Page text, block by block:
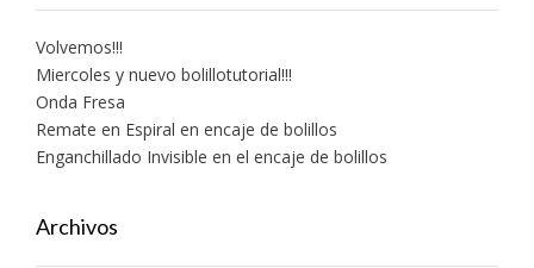
Volvemos!!!
Miercoles y nuevo bolillotutorial!!!
Onda Fresa
Remate en Espiral en encaje de bolillos
Enganchillado Invisible en el encaje de bolillos
Archivos